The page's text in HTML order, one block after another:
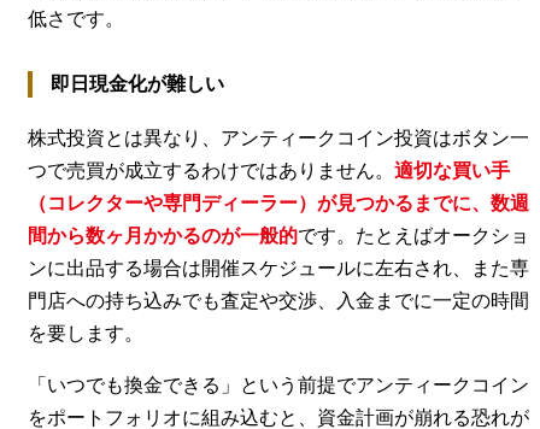
低さです。
即日現金化が難しい
株式投資とは異なり、アンティークコイン投資はボタン一
つで売買が成立するわけではありません。 適切な買い手
（コレクターや専門ディーラー）が見つかるまでに、数週
間から数ヶ月かかるのが一般的です。たとえばオークショ
ンに出品する場合は開催スケジュールに左右され、また専
門店への持ち込みでも査定や交渉、入金までに一定の時間
を要します。
「いつでも換金できる」という前提でアンティークコイン
をポートフォリオに組み込むと、資金計画が崩れる恐れが